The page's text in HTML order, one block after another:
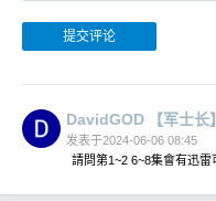
DavidGOD 【军士长】
发表于2024-06-06 08:45
請問第1~2 6~8集會有迅雷